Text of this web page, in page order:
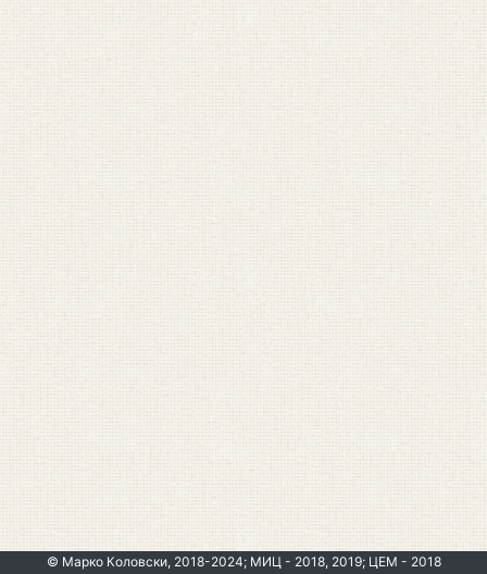
© Марко Коловски, 2018-2024; МИЦ - 2018, 2019; ЦЕМ - 2018